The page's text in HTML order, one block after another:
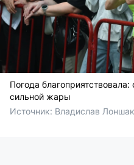
Погода
сильной жары
Источник: Владислав